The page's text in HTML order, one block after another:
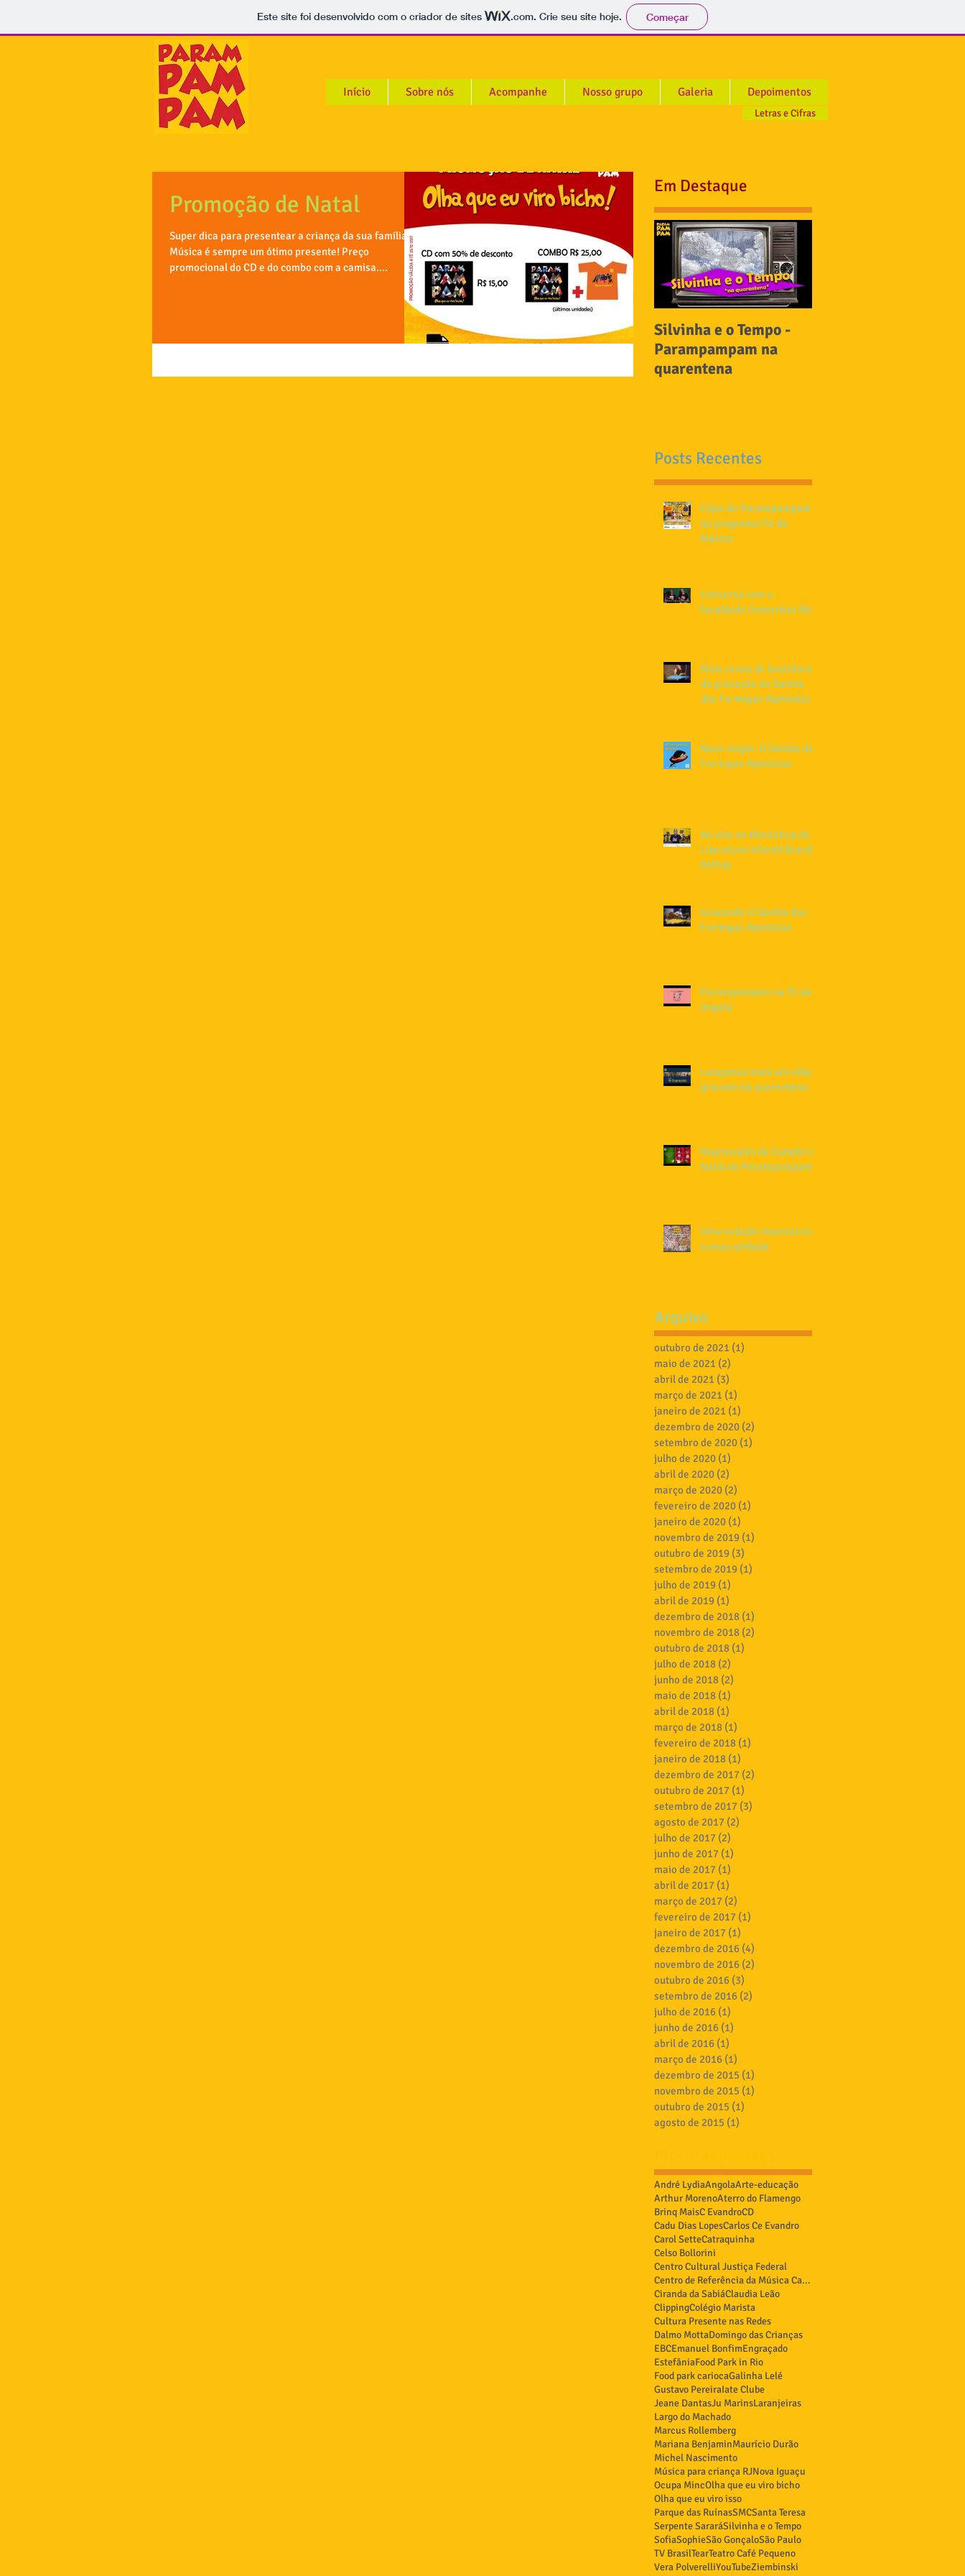
Este site foi desenvolvido com o criador de sites .com. Crie seu site hoje. Começar
Início Sobre nós Acompanhe Nosso grupo Galeria Depoimentos
Letras e Cifras
Promoção de Natal
Super dica para presentear a criança da sua família.
Música é sempre um ótimo presente! Preço
promocional do CD e do combo com a camisa....
Em Destaque
Silvinha e o Tempo -
Parampampam na
quarentena
Posts Recentes
Clipe do Parampampam
no programa Pé de
Música
Conversa com a
faculdade Univeritas Rio
Mais cenas de bastidores
da gravação do Samba
das Formigas Alpinistas
Novo single: O Samba das
Formigas Alpinistas
Ao vivo no Workshop de
Literatura Infantil Brasil-
Bolívia
Gravando O Samba das
Formigas Alpinistas
Parampampam na TV de
Angola
Lançamos mais um vídeo
gravado na quarentena
Regravação da Canção de
Natal do Parampampam
Uma seleção musical com
a onça-pintada
Arquivo
outubro de 2021 (1)
maio de 2021 (2)
abril de 2021 (3)
março de 2021 (1)
janeiro de 2021 (1)
dezembro de 2020 (2)
setembro de 2020 (1)
julho de 2020 (1)
abril de 2020 (2)
março de 2020 (2)
fevereiro de 2020 (1)
janeiro de 2020 (1)
novembro de 2019 (1)
outubro de 2019 (3)
setembro de 2019 (1)
julho de 2019 (1)
abril de 2019 (1)
dezembro de 2018 (1)
novembro de 2018 (2)
outubro de 2018 (1)
julho de 2018 (2)
junho de 2018 (2)
maio de 2018 (1)
abril de 2018 (1)
março de 2018 (1)
fevereiro de 2018 (1)
janeiro de 2018 (1)
dezembro de 2017 (2)
outubro de 2017 (1)
setembro de 2017 (3)
agosto de 2017 (2)
julho de 2017 (2)
junho de 2017 (1)
maio de 2017 (1)
abril de 2017 (1)
março de 2017 (2)
fevereiro de 2017 (1)
janeiro de 2017 (1)
dezembro de 2016 (4)
novembro de 2016 (2)
outubro de 2016 (3)
setembro de 2016 (2)
julho de 2016 (1)
junho de 2016 (1)
abril de 2016 (1)
março de 2016 (1)
dezembro de 2015 (1)
novembro de 2015 (1)
outubro de 2015 (1)
agosto de 2015 (1)
André LydiaAngolaArte-educação
Arthur MorenoAterro do Flamengo
Brinq MaisC EvandroCD
Cadu Dias LopesCarlos Ce Evandro
Carol SetteCatraquinha
Celso Bollorini
Centro Cultural Justiça Federal
Centro de Referência da Música Carioca
Ciranda da SabiáClaudia Leão
ClippingColégio Marista
Cultura Presente nas Redes
Dalmo MottaDomingo das Crianças
EBCEmanuel BonfimEngraçado
EstefâniaFood Park in Rio
Food park cariocaGalinha Lelé
Gustavo PereiraIate Clube
Jeane DantasJu MarinsLaranjeiras
Largo do Machado
Marcus Rollemberg
Mariana BenjaminMaurício Durão
Michel Nascimento
Música para criança RJNova Iguaçu
Ocupa MincOlha que eu viro bicho
Olha que eu viro isso
Parque das RuínasSMCSanta Teresa
Serpente SararáSilvinha e o Tempo
SofiaSophieSão GonçaloSão Paulo
TV BrasilTearTeatro Café Pequeno
Vera PolverelliYouTubeZiembinski